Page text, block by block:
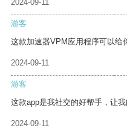
2024-09-11
游客
这款加速器VPM应用程序可以给
2024-09-11
游客
这款app是我社交的好帮手，让
2024-09-11